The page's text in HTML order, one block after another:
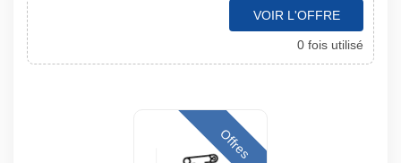
VOIR L'OFFRE
0 fois utilisé
Offres